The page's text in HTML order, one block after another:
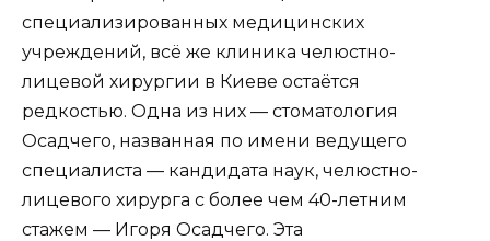
специализированных медицинских
учреждений, всё же клиника челюстно-
лицевой хирургии в Киеве остаётся
редкостью. Одна из них — стоматология
Осадчего, названная по имени ведущего
специалиста — кандидата наук, челюстно-
лицевого хирурга с более чем 40-летним
стажем — Игоря Осадчего. Эта